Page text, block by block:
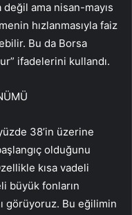
ama nisan-mayıs
hızlanmasıyla faiz
Bu da Borsa
ifadelerini kullandı.
38’in üzerine
olduğunu
kısa vadeli
büyük fonların
görüyoruz. Bu eğilimin